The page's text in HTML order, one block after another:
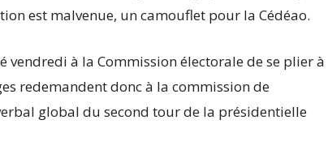
est malvenue, un camouflet pour la Cédéao.
vendredi à la Commission électorale de se plier à
redemandent donc à la commission de
global du second tour de la présidentielle